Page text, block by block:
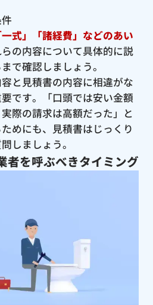
一式」「諸経費」などのあい
の内容について具体的に説
で確認しましょう。
と見積書の内容に相違がな
です。「口頭では安い金額
際の請求は高額だった」と
めにも、見積書はじっくり
しましょう。
者を呼ぶべきタイミング